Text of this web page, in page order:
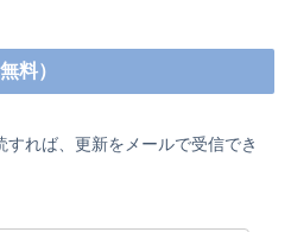
料）
れば、更新をメールで受信でき